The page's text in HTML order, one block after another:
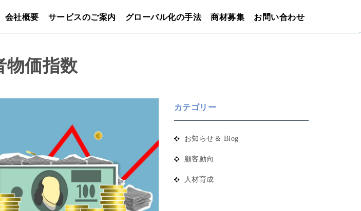
会社概要 サービスのご案内 グローバル化の手法 商材募集 お問い合わせ
物価指数
カテゴリー
お知らせ＆ Blog
顧客動向
人材育成